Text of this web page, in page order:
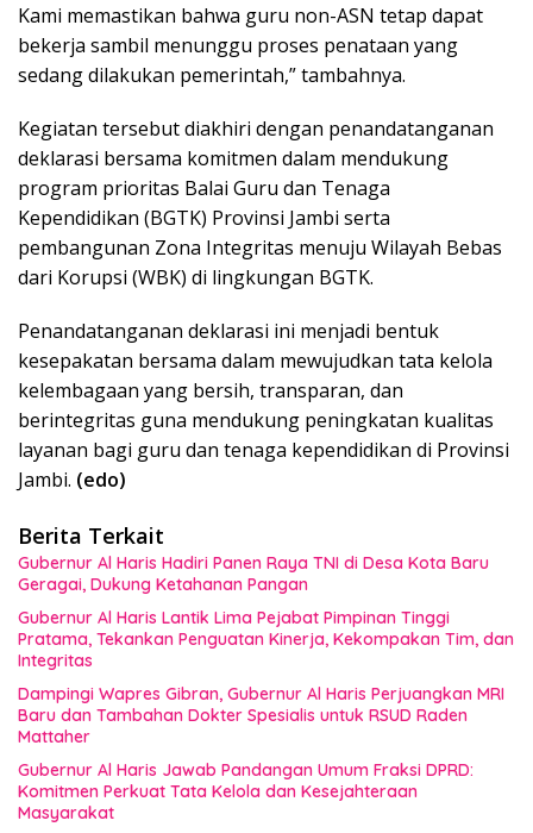
Kami memastikan bahwa guru non-ASN tetap dapat
bekerja sambil menunggu proses penataan yang
sedang dilakukan pemerintah,” tambahnya.
Kegiatan tersebut diakhiri dengan penandatanganan
deklarasi bersama komitmen dalam mendukung
program prioritas Balai Guru dan Tenaga
Kependidikan (BGTK) Provinsi Jambi serta
pembangunan Zona Integritas menuju Wilayah Bebas
dari Korupsi (WBK) di lingkungan BGTK.
Penandatanganan deklarasi ini menjadi bentuk
kesepakatan bersama dalam mewujudkan tata kelola
kelembagaan yang bersih, transparan, dan
berintegritas guna mendukung peningkatan kualitas
layanan bagi guru dan tenaga kependidikan di Provinsi
Jambi. (edo)
Berita Terkait
Gubernur Al Haris Hadiri Panen Raya TNI di Desa Kota Baru
Geragai, Dukung Ketahanan Pangan
Gubernur Al Haris Lantik Lima Pejabat Pimpinan Tinggi
Pratama, Tekankan Penguatan Kinerja, Kekompakan Tim, dan
Integritas
Dampingi Wapres Gibran, Gubernur Al Haris Perjuangkan MRI
Baru dan Tambahan Dokter Spesialis untuk RSUD Raden
Mattaher
Gubernur Al Haris Jawab Pandangan Umum Fraksi DPRD:
Komitmen Perkuat Tata Kelola dan Kesejahteraan
Masyarakat